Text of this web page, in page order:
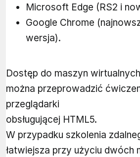
Microsoft Edge (RS2 i
Google Chrome
wersja).
Dostęp do maszyn
można przeprowadzić
przeglądarki
obsługującej HTML5.
W przypadku szkolenia
łatwiejsza przy użyciu dwóch